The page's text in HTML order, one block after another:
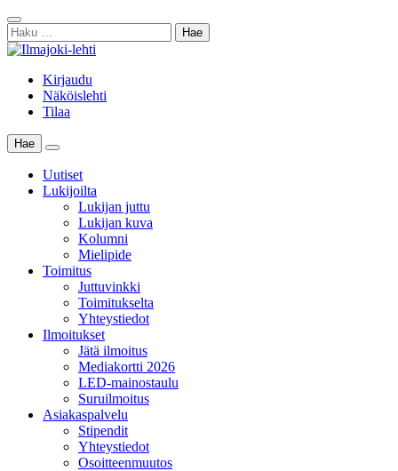
Skip
to
content
Sulje
haku
Haku:
Kirjaudu
Näköislehti
Tilaa
Hae
Main
Menu
Uutiset
Lukijoilta
Lukijan juttu
Lukijan kuva
Kolumni
Mielipide
Toimitus
Juttuvinkki
Toimitukselta
Yhteystiedot
Ilmoitukset
Jätä ilmoitus
Mediakortti 2026
LED-mainostaulu
Suruilmoitus
Asiakaspalvelu
Stipendit
Yhteystiedot
Osoitteenmuutos